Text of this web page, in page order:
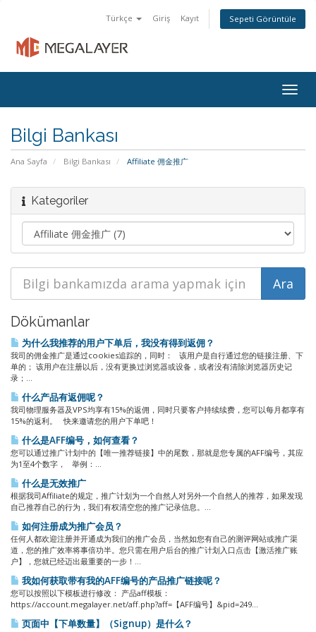
Türkçe Giriş Kayıt Sepeti Görüntüle
Bilgi Bankası
Ana Sayfa Bilgi Bankası Affiliate 佣金推广
Kategoriler
Dökümanlar
为什么我推荐的用户下单后，我没有得到返佣？
我司的佣金推广是通过cookies追踪的，同时： 该用户是自行通过您的链接注册、下
单的； 该用户在注册以后，没有更换过浏览器或设备，或者没有清除浏览器历史记
录；...
什么产品有返佣呢？
我司物理服务器及VPS均享有15%的返佣，同时只要客户持续续费，您可以每月都享有
15%的返利。 快来邀请您的用户下单吧！
什么是AFF编号，如何查看？
您可以通过推广计划中的【唯一推荐链接】中的尾数，那就是您专属的AFF编号，其应
为1至4个数字， 举例：...
什么是无效推广
根据我司Affiliate的规定，推广计划为一个自然人对另外一个自然人的推荐，如果发现
自己推荐自己的行为，我们有权清空您的推广记录信息。...
如何注册成为推广会员？
任何人都欢迎注册并开通成为我们的推广会员，当然如您有自己的测评网站或推广渠
道，您的推广效率将事倍功半。您只需在用户后台的推广计划入口点击【激活推广账
户】，您就已经迈出最重要的一步！...
我如何获取带有我的AFF编号的产品推广链接呢？
您可以按照以下模板进行修改： 产品aff模板：
https://account.megalayer.net/aff.php?aff=【AFF编号】&pid=249...
页面中【下单数量】（Signup）是什么？